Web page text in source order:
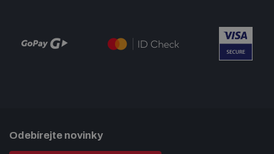
Odebírejte novinky